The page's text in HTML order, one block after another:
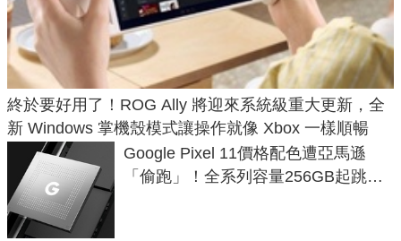
終於要好用了！ROG Ally 將迎來系統級重大更新，全
新 Windows 掌機殼模式讓操作就像 Xbox 一樣順暢
Google Pixel 11價格配色遭亞馬遜
「偷跑」！全系列容量256GB起跳、